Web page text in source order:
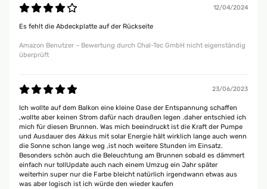
12/04/2024
Es fehlt die Abdeckplatte auf der Rückseite
Amazon Benutzer – Bewertung durch Chal-Tec GmbH nicht eigenständig
überprüft
23/06/2023
Ich wollte auf dem Balkon eine kleine Oase der Entspannung schaffen
,wollte aber keinen Strom dafür nach draußen legen .daher entschied ich
mich für diesen Brunnen. Was mich beeindruckt ist die Kraft der Pumpe
und Ausdauer des Akkus mit solar Energie hält wirklich lange auch wenn
die Sonne schon lange weg ,ist noch weitere Stunden im Einsatz.
Besonders schön auch die Beleuchtung am Brunnen sobald es dämmert
einfach nur tollUpdate auch nach einem Umzug ein Jahr später
weiterhin super nur die Farbe bleicht natürlich irgendwann etwas aus
was aber logisch ist ich würde den wieder kaufen